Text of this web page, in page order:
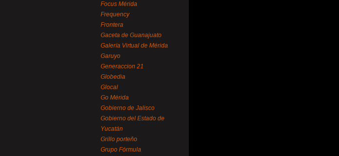
Focus Mérida
Frequency
Frontera
Gaceta de Guanajuato
Galería Virtual de Mérida
Garuyo
Generaccion 21
Globedia
Glocal
Go Mérida
Gobierno de Jalisco
Gobierno del Estado de
Yucatán
Grillo porteño
Grupo Fórmula